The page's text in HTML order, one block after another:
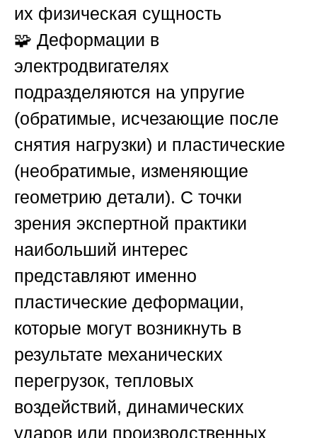
их физическая сущность
🧩 Деформации в
электродвигателях
подразделяются на упругие
(обратимые, исчезающие после
снятия нагрузки) и пластические
(необратимые, изменяющие
геометрию детали). С точки
зрения экспертной практики
наибольший интерес
представляют именно
пластические деформации,
которые могут возникнуть в
результате механических
перегрузок, тепловых
воздействий, динамических
ударов или производственных